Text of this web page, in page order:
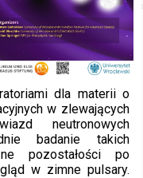
dla materii o
w zlewających
neutronowych
badanie takich
pozostałości po
w zimne pulsary.